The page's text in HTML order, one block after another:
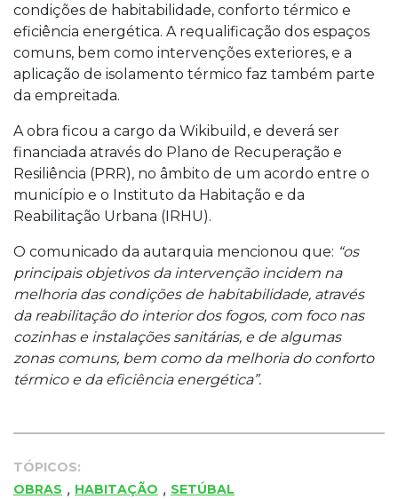
condições de habitabilidade, conforto térmico e
eficiência energética. A requalificação dos espaços
comuns, bem como intervenções exteriores, e a
aplicação de isolamento térmico faz também parte
da empreitada.
A obra ficou a cargo da Wikibuild, e deverá ser
financiada através do Plano de Recuperação e
Resiliência (PRR), no âmbito de um acordo entre o
município e o Instituto da Habitação e da
Reabilitação Urbana (IRHU).
O comunicado da autarquia mencionou que: “os
principais objetivos da intervenção incidem na
melhoria das condições de habitabilidade, através
da reabilitação do interior dos fogos, com foco nas
cozinhas e instalações sanitárias, e de algumas
zonas comuns, bem como da melhoria do conforto
térmico e da eficiência energética”.
TÓPICOS:
OBRAS , HABITAÇÃO , SETÚBAL